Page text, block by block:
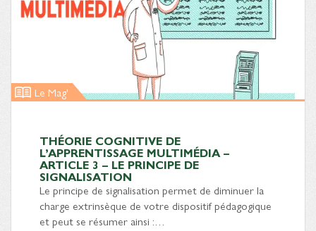
Le Mag'
THÉORIE COGNITIVE DE
L’APPRENTISSAGE MULTIMÉDIA –
ARTICLE 3 – LE PRINCIPE DE
SIGNALISATION
Le principe de signalisation permet de diminuer la
charge extrinsèque de votre dispositif pédagogique
et peut se résumer ainsi :…